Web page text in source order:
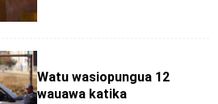
Watu wasiopungua 12
wauawa katika